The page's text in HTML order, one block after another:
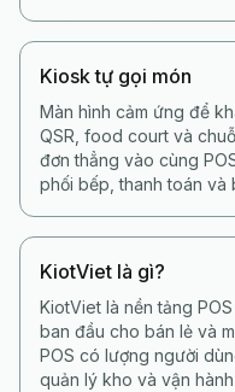
Kiosk tự gọi món
Màn hình cảm ứng để
QSR, food court và
đơn thẳng vào cùng
phối bếp, thanh toán và
KiotViet là gì?
KiotViet là nền tảng
ban đầu cho bán lẻ và
POS có lượng người
quản lý kho và vận